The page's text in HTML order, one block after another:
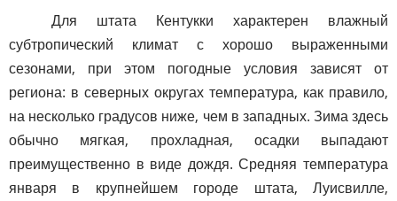
Для штата Кентукки характерен влажный
субтропический климат с хорошо выраженными
сезонами, при этом погодные условия зависят от
региона: в северных округах температура, как правило,
на несколько градусов ниже, чем в западных. Зима здесь
обычно мягкая, прохладная, осадки выпадают
преимущественно в виде дождя. Средняя температура
января в крупнейшем городе штата, Луисвилле,